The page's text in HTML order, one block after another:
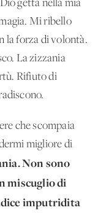
getta nella mia
Mi ribello
la forza di volontà.
La zizzania
Rifiuto di
che scompaia
migliore di
Non sono
miscuglio di
imputridita